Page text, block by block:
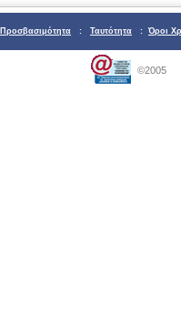
Προσβασιμότητα : Ταυτότητα : Όροι
©2005